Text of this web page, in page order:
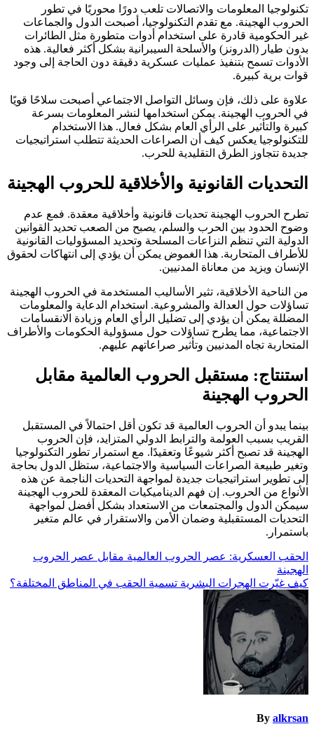
تكنولوجيا المعلومات والاتصالات تلعب دورًا محوريًا في تطور
الحروب الهجينة. مع تقدم التكنولوجيا، أصبحت الدول والجماعات
غير الحكومية قادرة على استخدام أدوات متطورة مثل الطائرات
بدون طيار (الدرونز) والأسلحة السيبرانية بشكل أكثر فعالية. هذه
الأدوات تسمح بتنفيذ عمليات عسكرية دقيقة دون الحاجة إلى وجود
قوات برية كبيرة.
علاوة على ذلك، فإن وسائل التواصل الاجتماعي أصبحت سلاحًا قويًا
في الحروب الهجينة. يمكن استخدامها لنشر المعلومات بسرعة
كبيرة والتأثير على الرأي العام بشكل فعال. هذا الاستخدام
للتكنولوجيا يعكس كيف أن الصراعات الحديثة تتطلب استراتيجيات
جديدة تتجاوز الطرق التقليدية للحرب.
التحديات القانونية والأخلاقية للحروب الهجينة
تطرح الحروب الهجينة تحديات قانونية وأخلاقية معقدة. فمع عدم
وضوح الحدود بين الحرب والسلم، يصبح من الصعب تحديد القوانين
الدولية التي تنظم النزاعات المسلحة وتحديد المسؤوليات القانونية
للأطراف المتحاربة. هذا الغموض يمكن أن يؤدي إلى انتهاكات لحقوق
الإنسان ويزيد من معاناة المدنيين.
من الناحية الأخلاقية، تثير الأساليب المستخدمة في الحروب الهجينة
تساؤلات حول العدالة والمشروعية. استخدام الدعاية والمعلومات
المضللة يمكن أن يؤدي إلى تضليل الرأي العام وزيادة الانقسامات
الاجتماعية، مما يطرح تساؤلات حول مسؤولية الحكومات والأطراف
المتحاربة تجاه المدنيين وتأثير صراعاتهم عليهم.
استنتاج: مستقبل الحروب العالمية مقابل
الحروب الهجينة
بينما يبدو أن الحروب العالمية قد تكون أقل احتمالاً في المستقبل
القريب بسبب العولمة والترابط الدولي المتزايد، فإن الحروب
الهجينة قد تصبح أكثر شيوعًا وتعقيدًا. مع استمرار تطور التكنولوجيا
وتغير طبيعة الصراعات السياسية والاجتماعية، ستظل الدول بحاجة
إلى تطوير استراتيجيات جديدة لمواجهة التحديات الناجمة عن هذه
الأنواع من الحروب. إن فهم الديناميكيات المعقدة للحروب الهجينة
سيمكن الدول والمجتمعات من الاستعداد بشكل أفضل لمواجهة
التحديات المستقبلية وضمان الأمن والاستقرار في عالم متغير
باستمرار.
تصفّح
المقالات
الحقب العسكرية: عصر الحروب العالمية مقابل عصر الحروب
الهجينة
كيف غيّرت الهجرات البشرية تسمية الحقب في المناطق المختلفة؟
By alkrsan